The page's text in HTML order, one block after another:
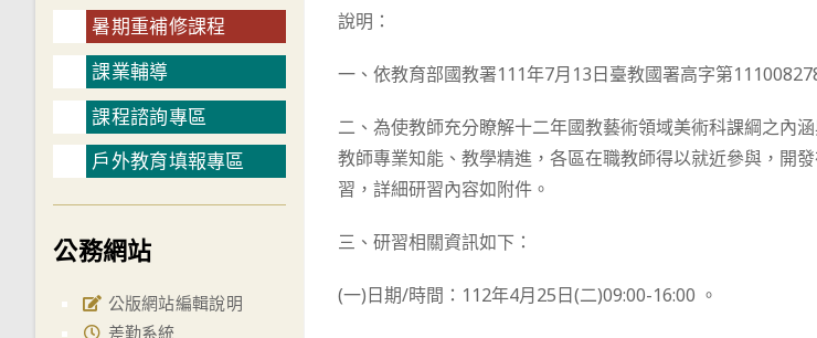
說明：
一、依教育部國教署111年7月13日臺教國署高字第
二、為使教師充分瞭解十二年國教藝術領域美術科課綱之內
教師專業知能、教學精進，各區在職教師得以就近參與，開
習，詳細研習內容如附件。
三、研習相關資訊如下：
(一)日期/時間：112年4月25日(二)09:00-16:00 。
暑期重補修課程
課業輔導
課程諮詢專區
戶外教育填報專區
公務網站
公版網站編輯說明
差勤系統